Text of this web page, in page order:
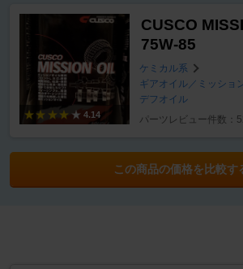
4.14
CUSCO
75W-85
ケミカル系
ギアオイル／ミッショ
デフオイル
パーツレビュー件数：
この商品の価格を比較す